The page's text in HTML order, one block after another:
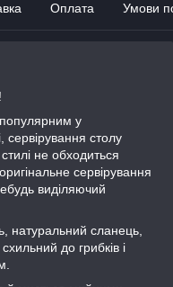
Оплата Умови
у
сервірування столу
не обходиться
сервірування
виділяючий
натуральний сланець,
до грибків і